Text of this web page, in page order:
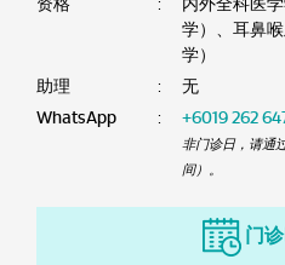
资格
:
内外全科医
学）、耳鼻
学）
助理
:
无
WhatsApp
: +6019 262
非门诊日，请通
间）。
门